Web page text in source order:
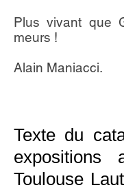
Plus vivant que
meurs !
Alain Maniacci.
Texte du
expositions
Toulouse